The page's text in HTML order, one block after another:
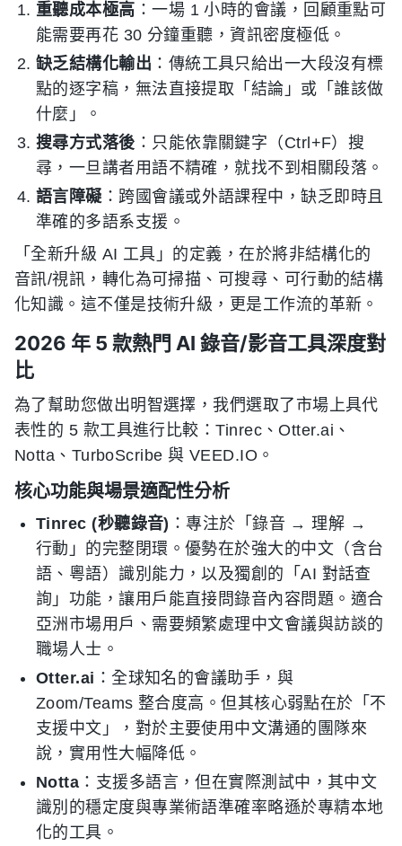
重聽成本極高 ：一場 1 小時的會議，回顧重點可
能需要再花 30 分鐘重聽，資訊密度極低。
缺乏結構化輸出 ：傳統工具只給出一大段沒有標
點的逐字稿，無法直接提取「結論」或「誰該做
什麼」。
搜尋方式落後 ：只能依靠關鍵字（Ctrl+F）搜
尋，一旦講者用語不精確，就找不到相關段落。
語言障礙：跨國會議或外語課程中，缺乏即時且
準確的多語系支援。
「全新升級 AI 工具」的定義，在於將非結構化的
音訊/視訊，轉化為可掃描、可搜尋、可行動的結構
化知識。這不僅是技術升級，更是工作流的革新。
2026 年 5 款熱門 AI 錄音/影音工具深度對
比
為了幫助您做出明智選擇，我們選取了市場上具代
表性的 5 款工具進行比較：Tinrec、Otter.ai、
Notta、TurboScribe 與 VEED.IO。
核心功能與場景適配性分析
Tinrec (秒聽錄音) ：專注於「錄音 → 理解 →
行動」的完整閉環。優勢在於強大的中文（含台
語、粵語）識別能力，以及獨創的「AI 對話查
詢」功能，讓用戶能直接問錄音內容問題。適合
亞洲市場用戶、需要頻繁處理中文會議與訪談的
職場人士。
Otter.ai ：全球知名的會議助手，與
Zoom/Teams 整合度高。但其核心弱點在於「不
支援中文」，對於主要使用中文溝通的團隊來
說，實用性大幅降低。
Notta ：支援多語言，但在實際測試中，其中文
識別的穩定度與專業術語準確率略遜於專精本地
化的工具。